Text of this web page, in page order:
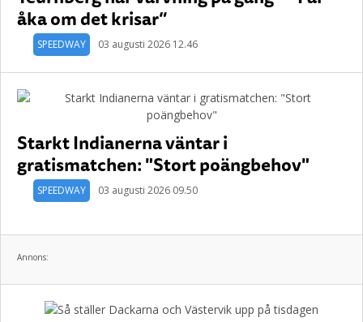
åka om det krisar”
SPEEDWAY 03 augusti 2026 12.46
Starkt Indianerna väntar i
gratismatchen: "Stort poängbehov"
SPEEDWAY 03 augusti 2026 09.50
Annons: